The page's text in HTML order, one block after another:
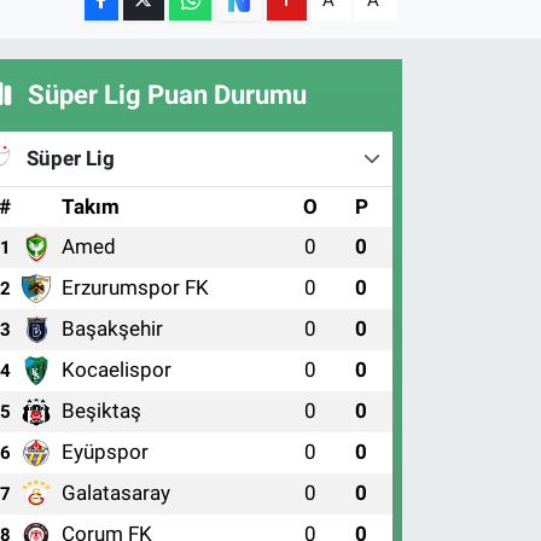
Süper Lig Puan Durumu
Süper Lig
#
Takım O P
1 Amed 0 0
2 Erzurumspor FK 0 0
3 Başakşehir 0 0
4 Kocaelispor 0 0
5 Beşiktaş 0 0
6 Eyüpspor 0 0
7 Galatasaray 0 0
8 Çorum FK 0 0